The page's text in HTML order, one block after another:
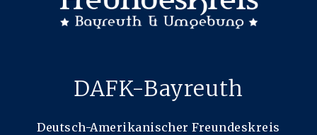
DAFK-Bayreuth
Deutsch-Amerikanischer Freundeskreis